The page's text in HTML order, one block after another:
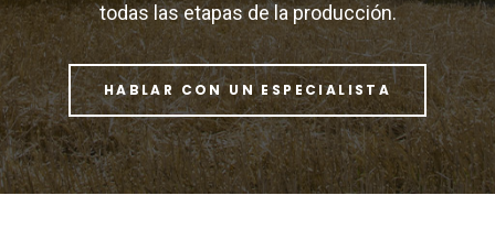
todas las etapas de la producción.
HABLAR CON UN ESPECIALISTA